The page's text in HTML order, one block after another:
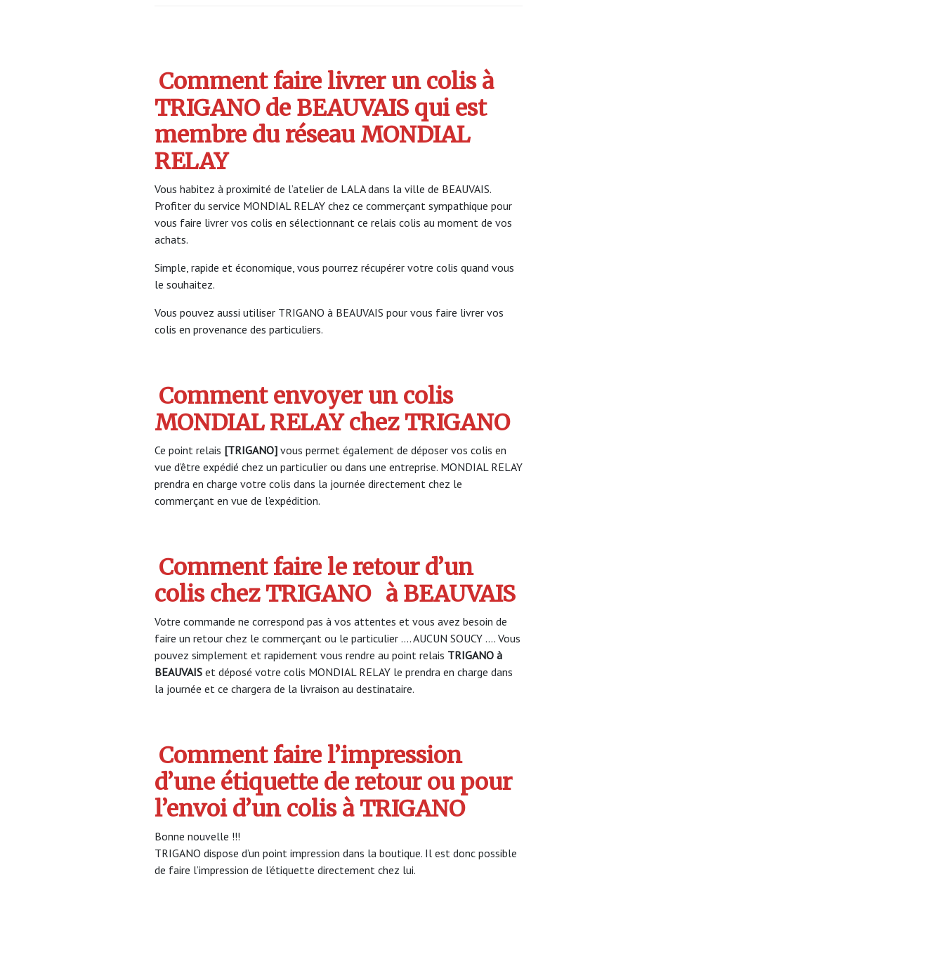
Comment faire livrer un colis à
TRIGANO de BEAUVAIS qui est
membre du réseau MONDIAL
RELAY
Vous habitez à proximité de l’atelier de LALA dans la ville de BEAUVAIS.
Profiter du service MONDIAL RELAY chez ce commerçant sympathique pour
vous faire livrer vos colis en sélectionnant ce relais colis au moment de vos
achats.
Simple, rapide et économique, vous pourrez récupérer votre colis quand vous
le souhaitez.
Vous pouvez aussi utiliser TRIGANO à BEAUVAIS pour vous faire livrer vos
colis en provenance des particuliers.
Comment envoyer un colis
MONDIAL RELAY chez TRIGANO
Ce point relais [TRIGANO] vous permet également de déposer vos colis en
vue d’être expédié chez un particulier ou dans une entreprise. MONDIAL RELAY
prendra en charge votre colis dans la journée directement chez le
commerçant en vue de l’expédition.
Comment faire le retour d’un
colis chez TRIGANO à BEAUVAIS
Votre commande ne correspond pas à vos attentes et vous avez besoin de
faire un retour chez le commerçant ou le particulier …. AUCUN SOUCY …. Vous
pouvez simplement et rapidement vous rendre au point relais TRIGANO à
BEAUVAIS et déposé votre colis MONDIAL RELAY le prendra en charge dans
la journée et ce chargera de la livraison au destinataire.
Comment faire l’impression
d’une étiquette de retour ou pour
l’envoi d’un colis à TRIGANO
Bonne nouvelle !!!
TRIGANO dispose d’un point impression dans la boutique. Il est donc possible
de faire l’impression de l’étiquette directement chez lui.